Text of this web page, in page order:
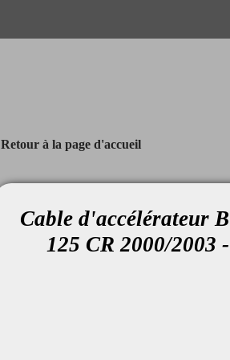
Retour à la page d'accueil
Cable d'accélérateur
125 CR 2000/2003